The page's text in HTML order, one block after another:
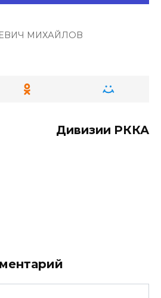
МИХАЙЛОВ
Дивизии РККА